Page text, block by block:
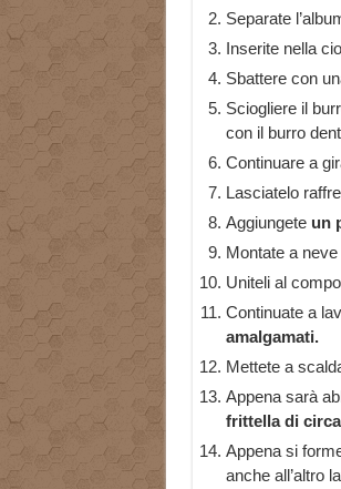
Separate
Inserite nella
Sbattere con
Sciogliere il
con il burro
Continuare a
Lasciatelo
Aggiungete un
Montate a
Uniteli al
Continuate a
amalgamati.
Mettete a
Appena sarà
frittella di
Appena si
anche all’altro